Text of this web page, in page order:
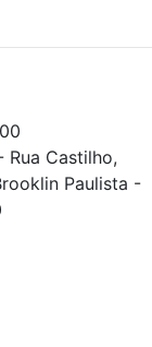
Rua Castilho,
Paulista -